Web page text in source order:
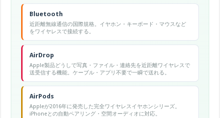
Bluetooth
近距離無線通信の国際規格。イヤホン・キーボード・マウスなど
をワイヤレスで接続する。
AirDrop
Apple製品どうしで写真・ファイル・連絡先を近距離ワイヤレスで
送受信する機能。ケーブル・アプリ不要で一瞬で送れる。
AirPods
Appleが2016年に発売した完全ワイヤレスイヤホンシリーズ。
iPhoneとの自動ペアリング・空間オーディオに対応。